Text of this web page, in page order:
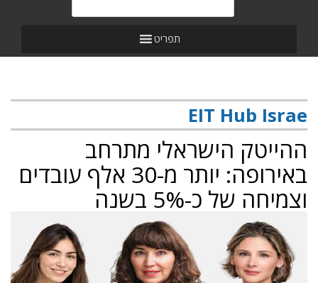
תפריט
EIT Hub Israe
ההייטק הישראלי מתרחב
באירופה: יותר מ-30 אלף עובדים
וצמיחה של כ-5% בשנה